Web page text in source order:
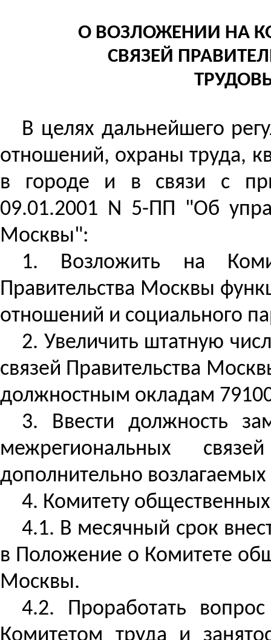
О ВОЗЛОЖЕНИИ НА
СВЯЗЕЙ
В целях дальнейшего
отношений, охраны труда,
в городе и в связи с
09.01.2001 N 5-ПП "Об
Москвы":
1. Возложить на
Правительства Москвы
отношений и социального
2. Увеличить штатную
связей Правительства
должностным окладам
3. Ввести должность
межрегиональных
дополнительно
4. Комитету
4.1. В месячный срок
в Положение о Комитете
Москвы.
4.2. Проработать